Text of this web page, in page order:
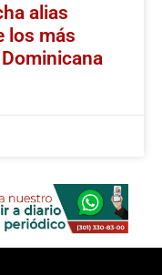
alias
los más